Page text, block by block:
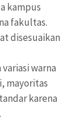
kampus
fakultas.
disesuaikan
warna
mayoritas
karena